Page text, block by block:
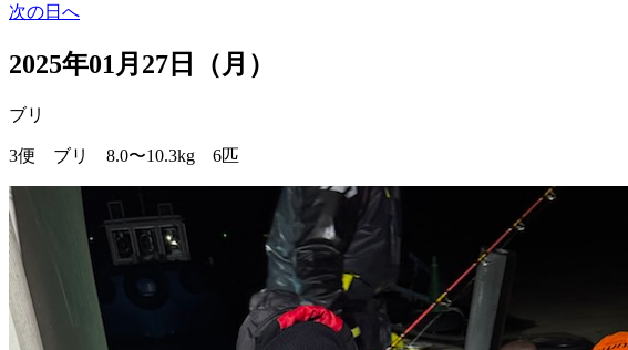
次の日へ
2025年01月27日（月）
ブリ
3便 ブリ 8.0〜10.3kg 6匹